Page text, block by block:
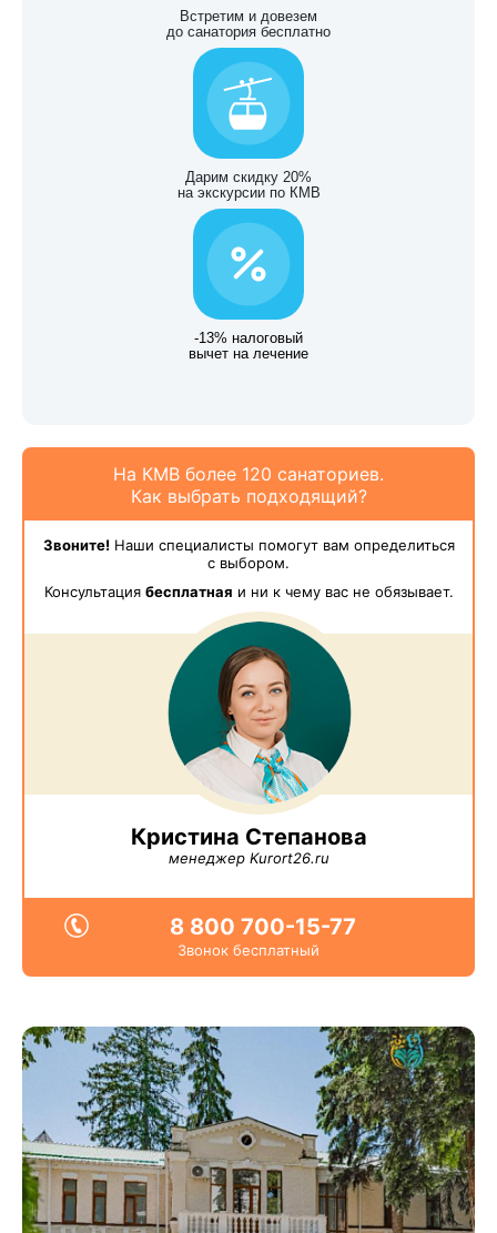
Встретим и довезем
до санатория бесплатно
Дарим скидку 20%
на экскурсии по КМВ
-13% налоговый
вычет на лечение
На КМВ более 120 санаториев.
Как выбрать подходящий?
Звоните!Наши специалисты помогут вам определиться
с выбором.
Консультация бесплатная и ни к чему вас не обязывает.
Кристина Степанова
менеджер Kurort26.ru
8 800 700-15-77
Звонок бесплатный